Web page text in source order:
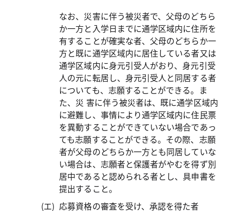
なお、災害に伴う被災者で、父母のどちら
か一方と入学日までに通学区域内に住所を
有することが確実な者、父母のどちらか一
方と既に通学区域内に居住している者又は
通学区域内に身元引受人がおり、身元引受
人の元に転居し、身元引受人と同居する者
についても、志願することができる。ま
た、災 害に伴う被災者は、既に通学区域内
に避難し、事情により通学区域内に住民票
を異動することができていない場合であっ
ても志願することができる。その際、志願
者が父母のどちらか一方とも同居していな
い場合は、志願者と保護者がやむを得ず別
居中であると認められる者とし、具申書を
提出すること。
応募資格の審査を受け、承認を得た者